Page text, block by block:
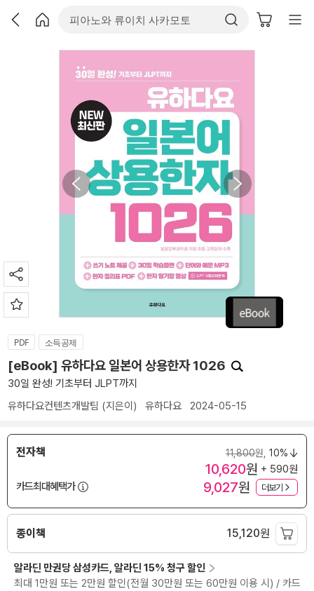
PDF 소득공제
[eBook] 유하다요 일본어 상용한자 1026
30일 완성! 기초부터 JLPT까지
유하다요컨텐츠개발팀 (지은이) 유하다요 2024-05-15
전자책 11,800원, 10%
10,620원 + 590원
카드최대혜택가
9,027원 더보기
종이책 15,120원
알라딘 만권당 삼성카드, 알라딘 15% 청구 할인
최대 1만원 또는 2만원 할인(전월 30만원 또는 60만원 이용 시) / 카드